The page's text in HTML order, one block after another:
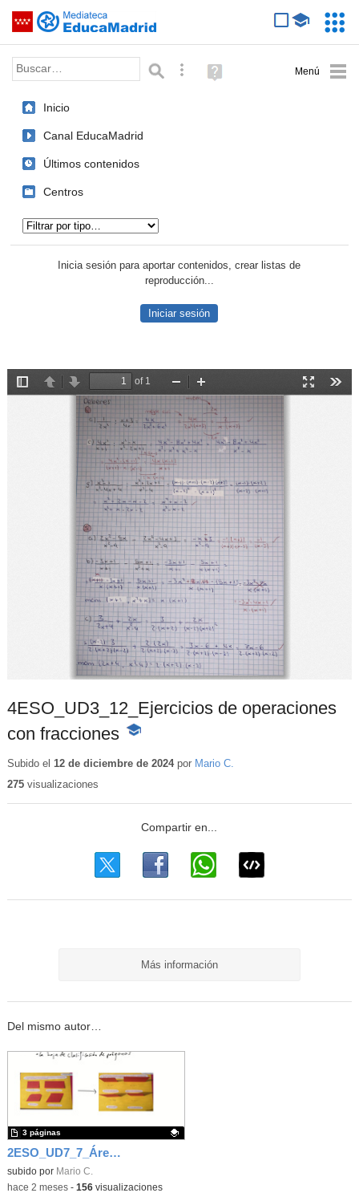
Saltar navegación
Palabra o frase: Búsqueda avanzada
Ayuda
(en
Inicio
Canal EducaMadrid
Últimos contenidos
Centros
Inicia sesión para aportar contenidos, crear listas de
reproducción...
Iniciar sesión
4ESO_UD3_12_Ejercicios de operaciones
con fracciones -
educativo
Subido el 12 de diciembre de 2024por Mario C.
275visualizaciones
Más información
Del mismo autor…
2ESO_UD7_7_Áreas de paralelogramos
Contenido educativo.
subido por Mario C.
3 páginas
-hace 2 meses- 156visualizaciones